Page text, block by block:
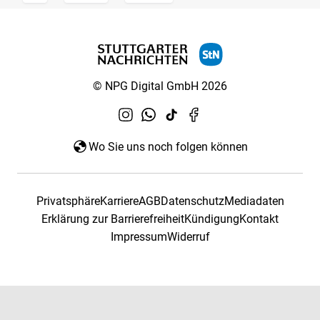
© NPG Digital GmbH 2026
Wo Sie uns noch folgen können
PrivatsphäreKarriereAGBDatenschutzMediadaten
Erklärung zur BarrierefreiheitKündigungKontakt
ImpressumWiderruf